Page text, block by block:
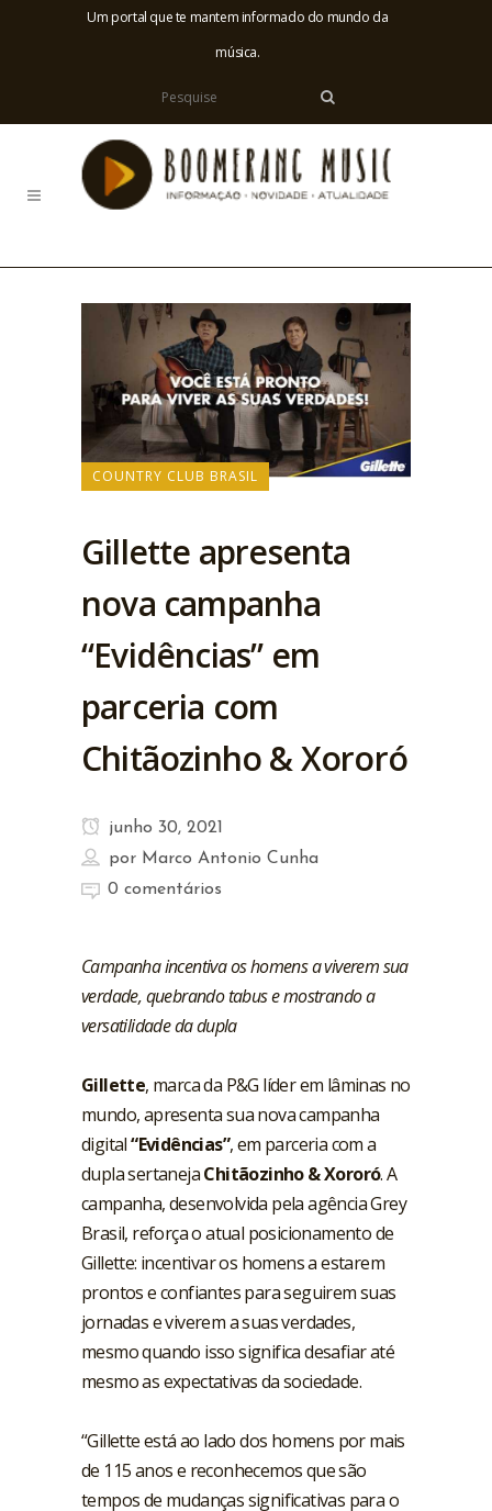
Um portal que te mantem informado do mundo da
música.
COUNTRY CLUB BRASIL
Gillette apresenta
nova campanha
“Evidências” em
parceria com
Chitãozinho & Xororó
junho 30, 2021
por Marco Antonio Cunha
0 comentários
Campanha incentiva os homens a viverem sua
verdade, quebrando tabus e mostrando a
versatilidade da dupla
Gillette, marca da P&G líder em lâminas no
mundo, apresenta sua nova campanha
digital“Evidências”, em parceria com a
dupla sertanejaChitãozinho & Xororó. A
campanha, desenvolvida pela agência Grey
Brasil, reforça o atual posicionamento de
Gillette: incentivar os homens a estarem
prontos e confiantes para seguirem suas
jornadas e viverem a suas verdades,
mesmo quando isso significa desafiar até
mesmo as expectativas da sociedade.
“Gillette está ao lado dos homens por mais
de 115 anos e reconhecemos que são
tempos de mudanças significativas para o